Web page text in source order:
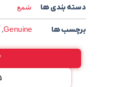
دسته بندی ها شمع
برچسب ها Genuine
,